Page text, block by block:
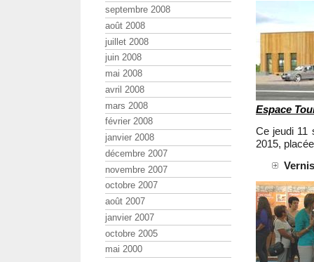
Espace
Ce jeudi 11
2015,
septembre 2008
août 2008
juillet 2008
juin 2008
mai 2008
avril 2008
mars 2008
février 2008
janvier 2008
décembre 2007
novembre 2007
octobre 2007
août 2007
janvier 2007
octobre 2005
mai 2000